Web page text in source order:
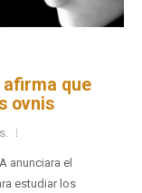
que
ovnis
anunciara el
estudiar los